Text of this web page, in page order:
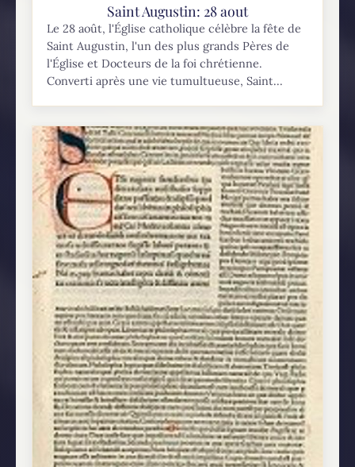
Saint Augustin: 28 aout
Le 28 août, l'Église catholique célèbre la fête de
Saint Augustin, l'un des plus grands Pères de
l'Église et Docteurs de la foi chrétienne.
Converti après une vie tumultueuse, Saint...